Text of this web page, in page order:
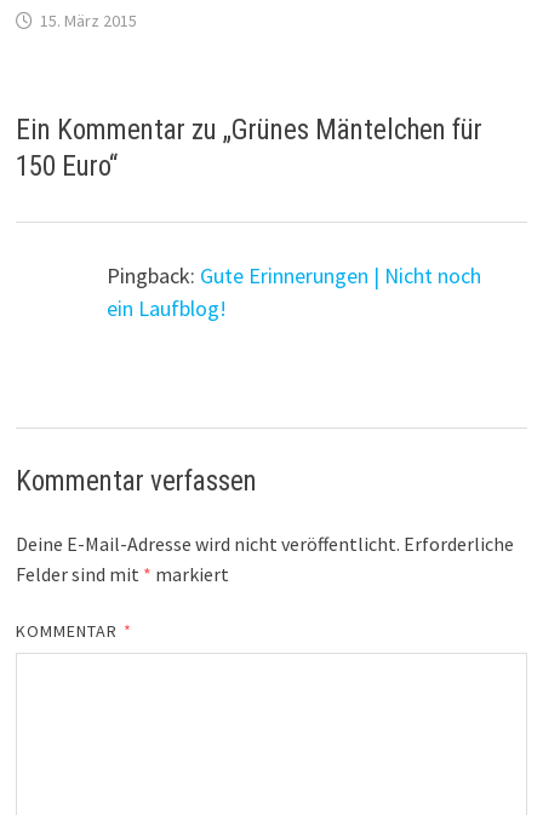
15. März 2015
Ein Kommentar zu „Grünes Mäntelchen für
150 Euro“
Pingback: Gute Erinnerungen | Nicht noch
ein Laufblog!
Kommentar verfassen
Deine E-Mail-Adresse wird nicht veröffentlicht. Erforderliche
Felder sind mit * markiert
KOMMENTAR *